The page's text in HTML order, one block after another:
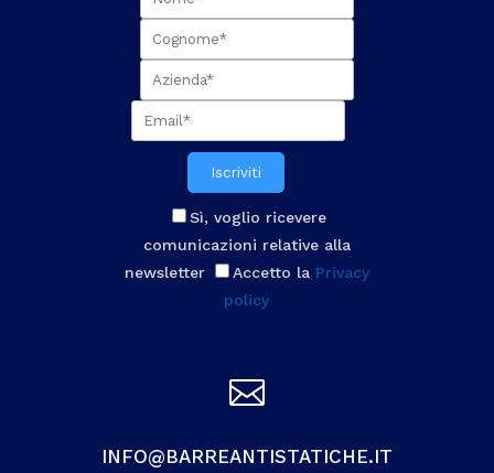
Iscriviti
Sì, voglio ricevere
comunicazioni relative alla
newsletter
Accetto la Privacy
policy

INFO@BARREANTISTATICHE.IT